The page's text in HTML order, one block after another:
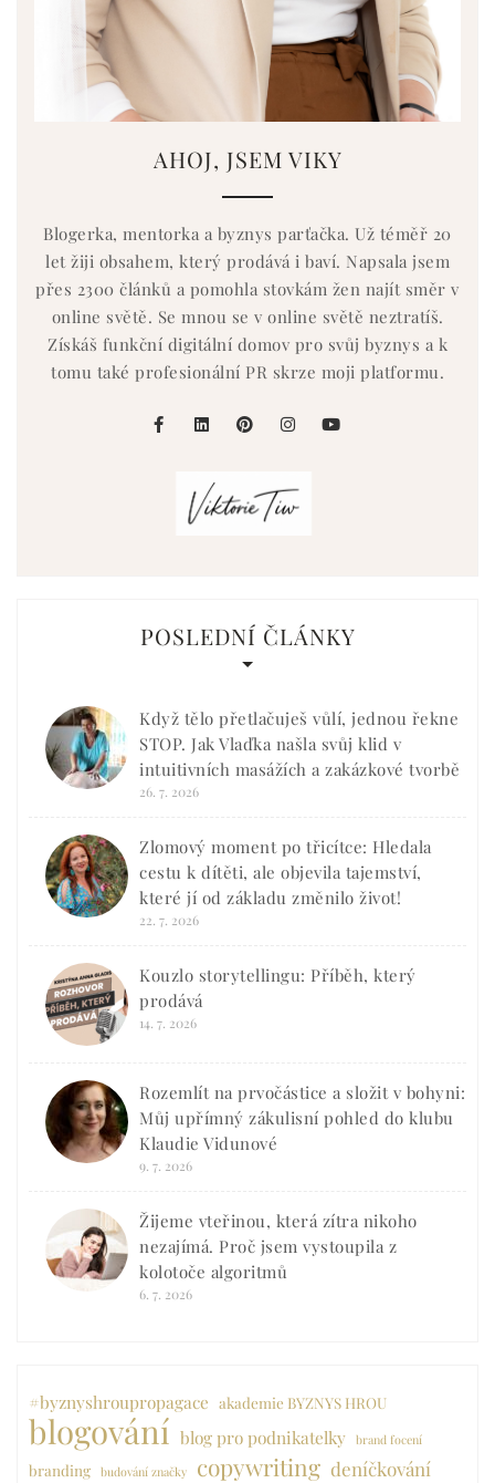
AHOJ, JSEM VIKY
Blogerka, mentorka a byznys parťačka. Už téměř 20
let žiji obsahem, který prodává i baví. Napsala jsem
přes 2300 článků a pomohla stovkám žen najít směr v
online světě. Se mnou se v online světě neztratíš.
Získáš funkční digitální domov pro svůj byznys a k
tomu také profesionální PR skrze moji platformu.
POSLEDNÍ ČLÁNKY
Když tělo přetlačuješ vůlí, jednou řekne
STOP. Jak Vlaďka našla svůj klid v
intuitivních masážích a zakázkové tvorbě
26. 7. 2026
Zlomový moment po třicítce: Hledala
cestu k dítěti, ale objevila tajemství,
které jí od základu změnilo život!
22. 7. 2026
Kouzlo storytellingu: Příběh, který
prodává
14. 7. 2026
Rozemlít na prvočástice a složit v bohyni:
Můj upřímný zákulisní pohled do klubu
Klaudie Vidunové
9. 7. 2026
Žijeme vteřinou, která zítra nikoho
nezajímá. Proč jsem vystoupila z
kolotoče algoritmů
6. 7. 2026
#byznyshroupropagace akademie BYZNYS HROU
blogování blog pro podnikatelky brand focení
branding budování značky copywriting deníčkování